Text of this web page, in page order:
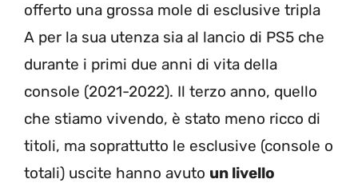
offerto una grossa mole di esclusive tripla
A per la sua utenza sia al lancio di PS5 che
durante i primi due anni di vita della
console (2021-2022). Il terzo anno, quello
che stiamo vivendo, è stato meno ricco di
titoli, ma soprattutto le esclusive (console o
totali) uscite hanno avuto un livello